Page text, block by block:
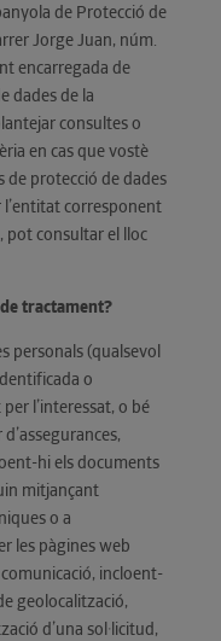
de Protecció de
Jorge Juan, núm.
encarregada de
dades de la
consultes o
en cas que vostè
de protecció de dades
corresponent
pot consultar el lloc
tractament?
personals (qualsevol
o
l’interessat, o bé
hi els documents
mitjançant
o a
les pàgines web
incloent-
geolocalització,
d’una sol·licitud,